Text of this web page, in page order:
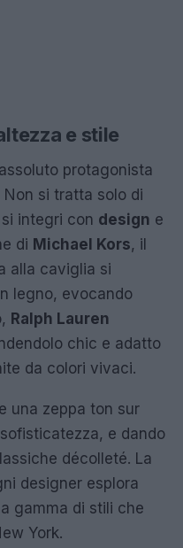
e stile
protagonista
si tratta solo di
integri con design e
di Michael Kors, il
alla caviglia si
legno, evocando
Ralph Lauren
chic e adatto
da colori vivaci.
una zeppa ton sur
e dando
décolleté. La
designer esplora
gamma di stili che
York.